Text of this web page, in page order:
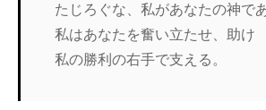
たじろぐな、私があなたの神で
私はあなたを奮い立たせ、助け
私の勝利の右手で支える。